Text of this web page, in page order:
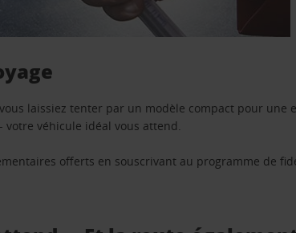
laissiez tenter par un modèle compact pour
votre véhicule idéal vous attend.
offerts en souscrivant au programme de